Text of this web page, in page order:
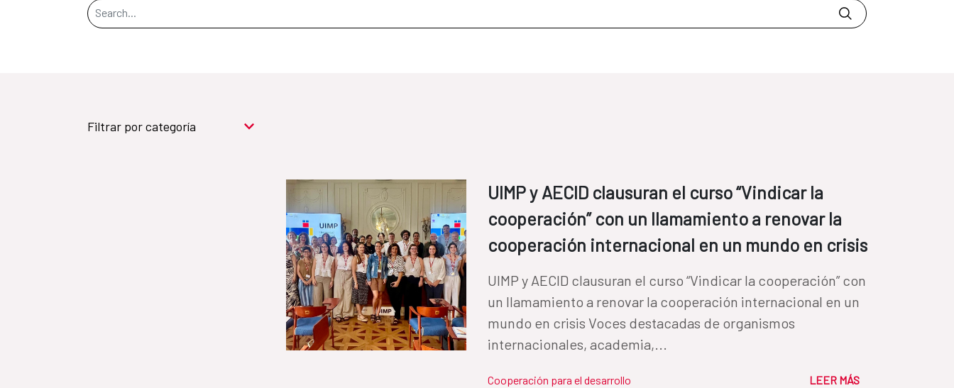
Filtrar por categoría
UIMP y AECID clausuran el curso “Vindicar la
cooperación” con un llamamiento a renovar la
cooperación internacional en un mundo en crisis
UIMP y AECID clausuran el curso “Vindicar la cooperación” con
un llamamiento a renovar la cooperación internacional en un
mundo en crisis Voces destacadas de organismos
internacionales, academia,...
Cooperación para el desarrollo LEER MÁS